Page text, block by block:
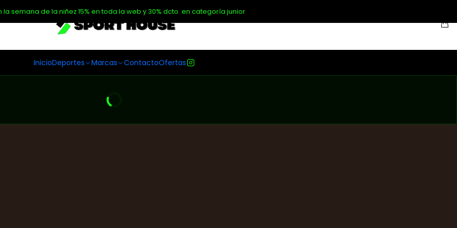
InicioDeportes Marcas ContactoOfertas
la semana de la niñez 15% en toda la web y 30% dcto. en categoría junior